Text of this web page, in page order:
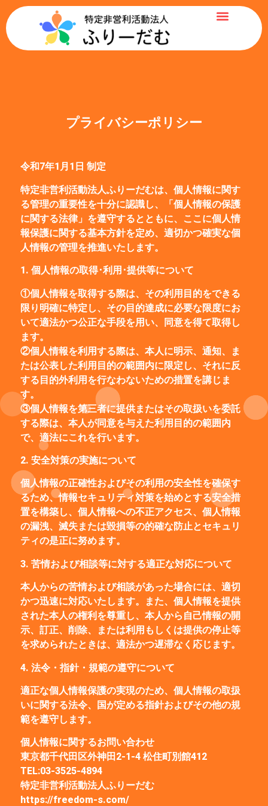
プライバシーポリシー
令和7年1月1日 制定
特定非営利活動法人ふりーだむは、個人情報に関す
る管理の重要性を十分に認識し、「個人情報の保護
に関する法律」を遵守するとともに、ここに個人情
報保護に関する基本方針を定め、適切かつ確実な個
人情報の管理を推進いたします。
1. 個人情報の取得･利用･提供等について
①個人情報を取得する際は、その利用目的をできる
限り明確に特定し、その目的達成に必要な限度にお
いて適法かつ公正な手段を用い、同意を得て取得し
ます。
②個人情報を利用する際は、本人に明示、通知、ま
たは公表した利用目的の範囲内に限定し、それに反
する目的外利用を行なわないための措置を講じま
す。
③個人情報を第三者に提供またはその取扱いを委託
する際は、本人が同意を与えた利用目的の範囲内
で、適法にこれを行います。
2. 安全対策の実施について
個人情報の正確性およびその利用の安全性を確保す
るため、情報セキュリティ対策を始めとする安全措
置を構築し、個人情報への不正アクセス、個人情報
の漏洩、滅失または毀損等の的確な防止とセキュリ
ティの是正に努めます。
3. 苦情および相談等に対する適正な対応について
本人からの苦情および相談があった場合には、適切
かつ迅速に対応いたします。また、個人情報を提供
された本人の権利を尊重し、本人から自己情報の開
示、訂正、削除、または利用もしくは提供の停止等
を求められたときは、適法かつ遅滞なく応じます。
4. 法令・指針・規範の遵守について
適正な個人情報保護の実現のため、個人情報の取扱
いに関する法令、国が定める指針およびその他の規
範を遵守します。
個人情報に関するお問い合わせ
東京都千代田区外神田2-1-4 松住町別館412
TEL:03-3525-4894
特定非営利活動法人ふりーだむ
https://freedom-s.com/